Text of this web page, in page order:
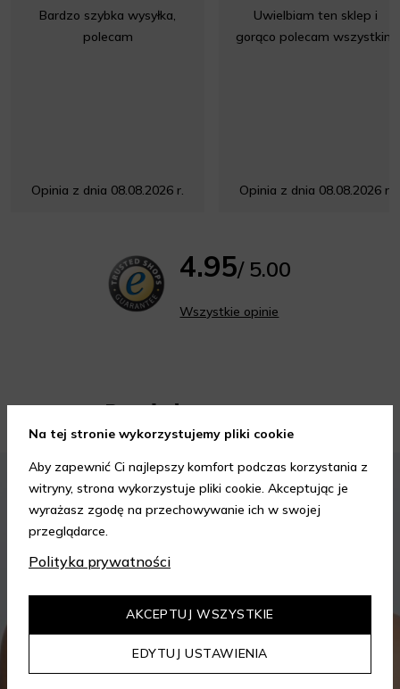
Bardzo szybka wysyłka,
polecam
Opinia z dnia 08.08.2026 r.
Uwielbiam ten sklep i
gorąco polecam wszystkim
Opinia z dnia 08.08.2026 r.
4.95/ 5.00
Wszystkie opinie
Porady kosmetyczne
KOSMETYKI PIELĘGNACJA SKÓRY
Na tej stronie wykorzystujemy pliki cookie
Aby zapewnić Ci najlepszy komfort podczas korzystania z
witryny, strona wykorzystuje pliki cookie. Akceptując je
wyrażasz zgodę na przechowywanie ich w swojej
przeglądarce.
Polityka prywatności
EDYTUJ USTAWIENIA
AKCEPTUJ WSZYSTKIE